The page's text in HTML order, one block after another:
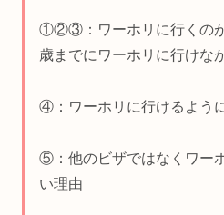
①②③：ワーホリに行くの
歳までにワーホリに行けな
④：ワーホリに行けるよう
⑤：他のビザではなくワー
い理由